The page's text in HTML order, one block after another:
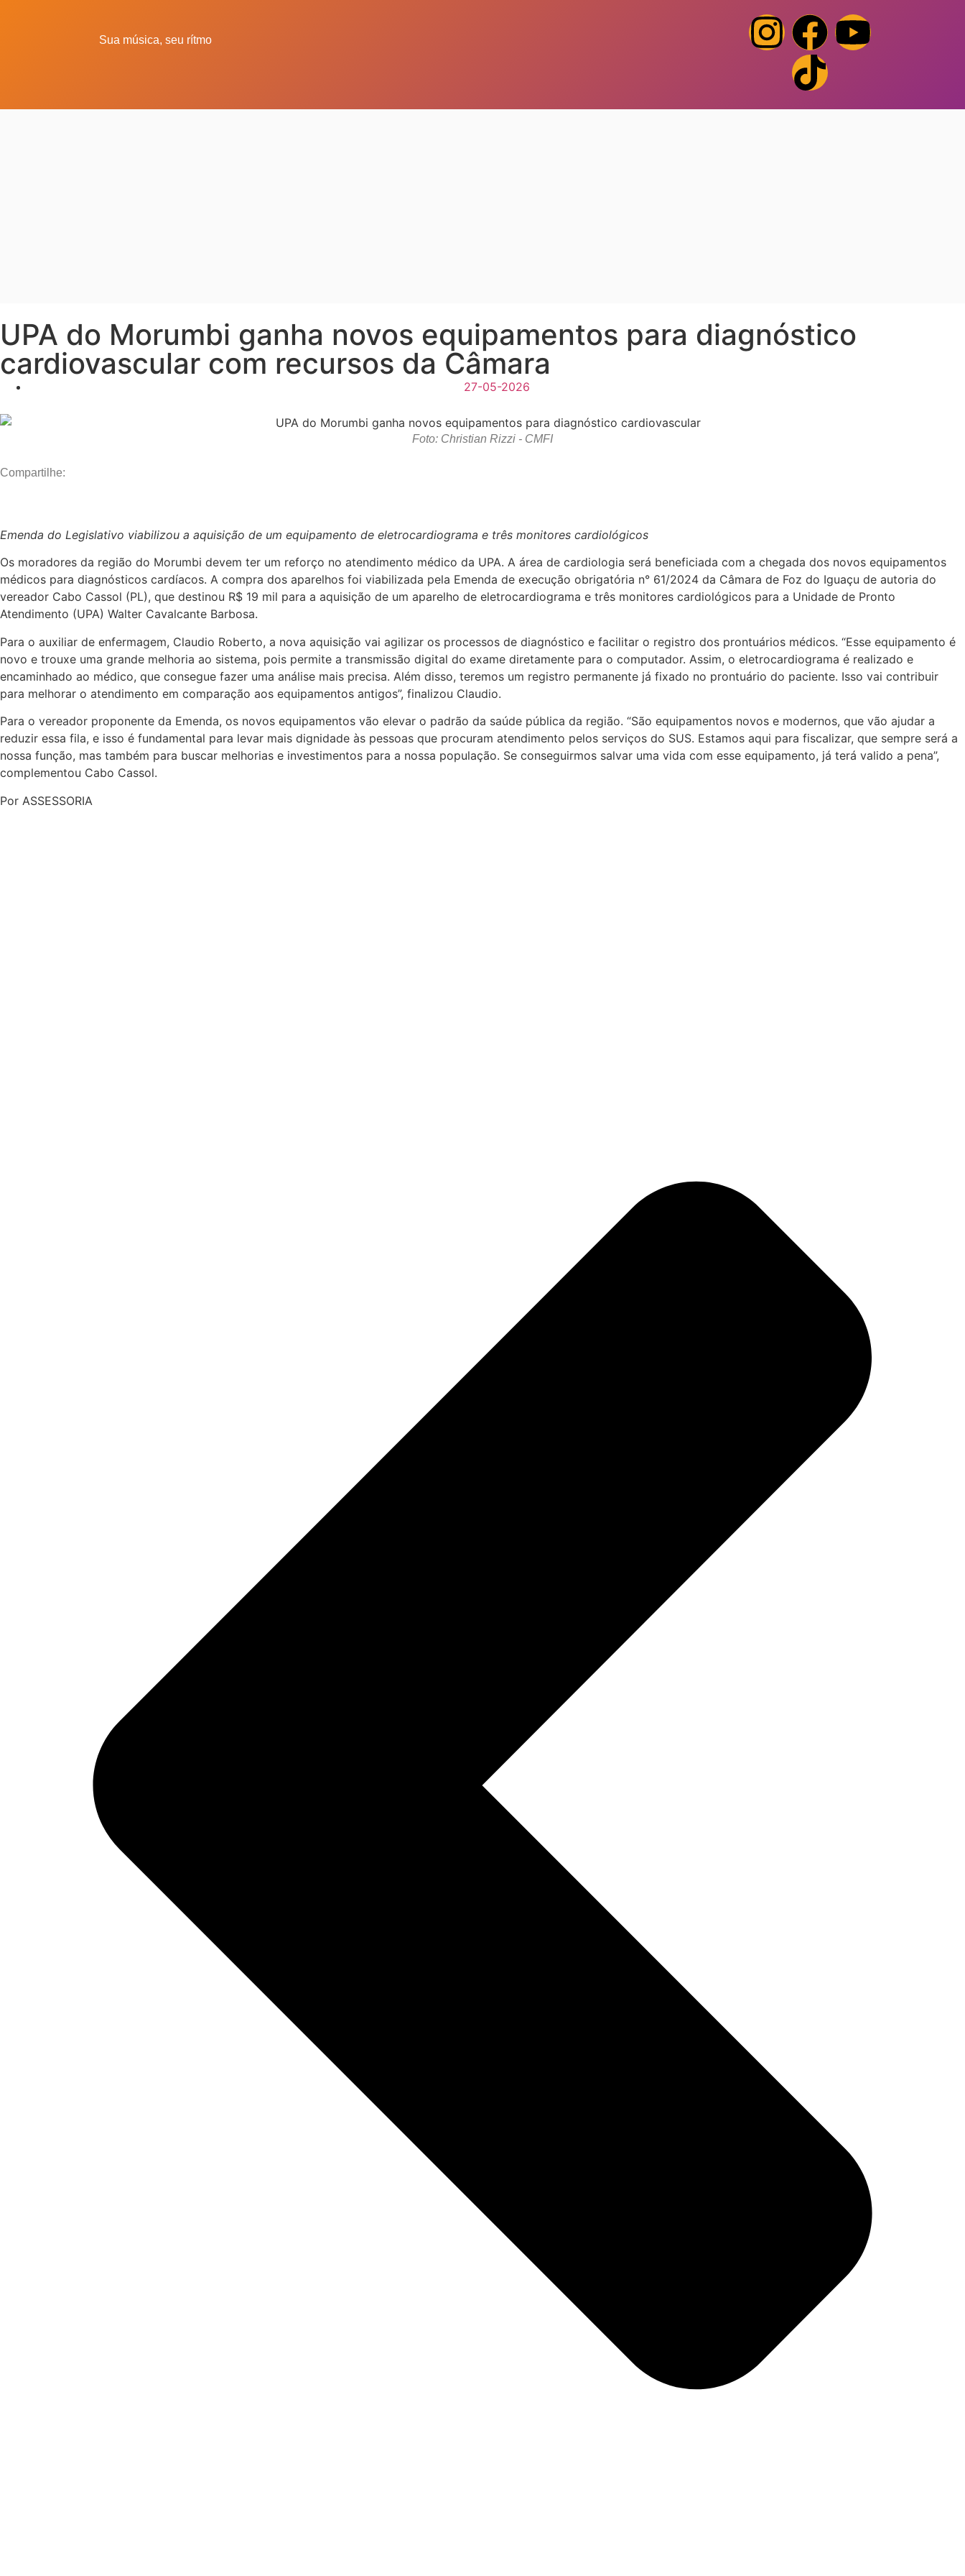
Sua música, seu rítmo
UPA do Morumbi ganha novos equipamentos para diagnóstico
cardiovascular com recursos da Câmara
27-05-2026
Foto: Christian Rizzi - CMFI
Compartilhe:
Emenda do Legislativo viabilizou a aquisição de um equipamento de eletrocardiograma e três monitores cardiológicos
Os moradores da região do Morumbi devem ter um reforço no atendimento médico da UPA. A área de cardiologia será beneficiada com a chegada dos novos equipamentos
médicos para diagnósticos cardíacos. A compra dos aparelhos foi viabilizada pela Emenda de execução obrigatória n° 61/2024 da Câmara de Foz do Iguaçu de autoria do
vereador Cabo Cassol (PL), que destinou R$ 19 mil para a aquisição de um aparelho de eletrocardiograma e três monitores cardiológicos para a Unidade de Pronto
Atendimento (UPA) Walter Cavalcante Barbosa.
Para o auxiliar de enfermagem, Claudio Roberto, a nova aquisição vai agilizar os processos de diagnóstico e facilitar o registro dos prontuários médicos. “Esse equipamento é
novo e trouxe uma grande melhoria ao sistema, pois permite a transmissão digital do exame diretamente para o computador. Assim, o eletrocardiograma é realizado e
encaminhado ao médico, que consegue fazer uma análise mais precisa. Além disso, teremos um registro permanente já fixado no prontuário do paciente. Isso vai contribuir
para melhorar o atendimento em comparação aos equipamentos antigos”, finalizou Claudio.
Para o vereador proponente da Emenda, os novos equipamentos vão elevar o padrão da saúde pública da região. “São equipamentos novos e modernos, que vão ajudar a
reduzir essa fila, e isso é fundamental para levar mais dignidade às pessoas que procuram atendimento pelos serviços do SUS. Estamos aqui para fiscalizar, que sempre será a
nossa função, mas também para buscar melhorias e investimentos para a nossa população. Se conseguirmos salvar uma vida com esse equipamento, já terá valido a pena”,
complementou Cabo Cassol.
Por ASSESSORIA